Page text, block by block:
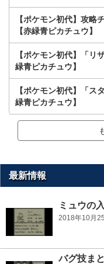
【ポケモン初代】攻略
【赤緑青ピカチュウ】
【ポケモン初代】「リ
緑青ピカチュウ】
【ポケモン初代】「ス
緑青ピカチュウ】
最新情報
ミュウの
2018年10月
バグ技ま